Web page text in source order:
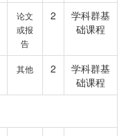
论文
或报
告
2
学科群基
础课程
其他 2
学科群基
础课程